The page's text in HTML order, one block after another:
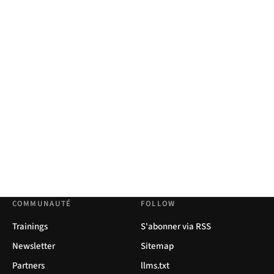
COMMUNAUTÉ
Trainings
Newsletter
Partners
FOLLOW
S'abonner via RSS
Sitemap
llms.txt